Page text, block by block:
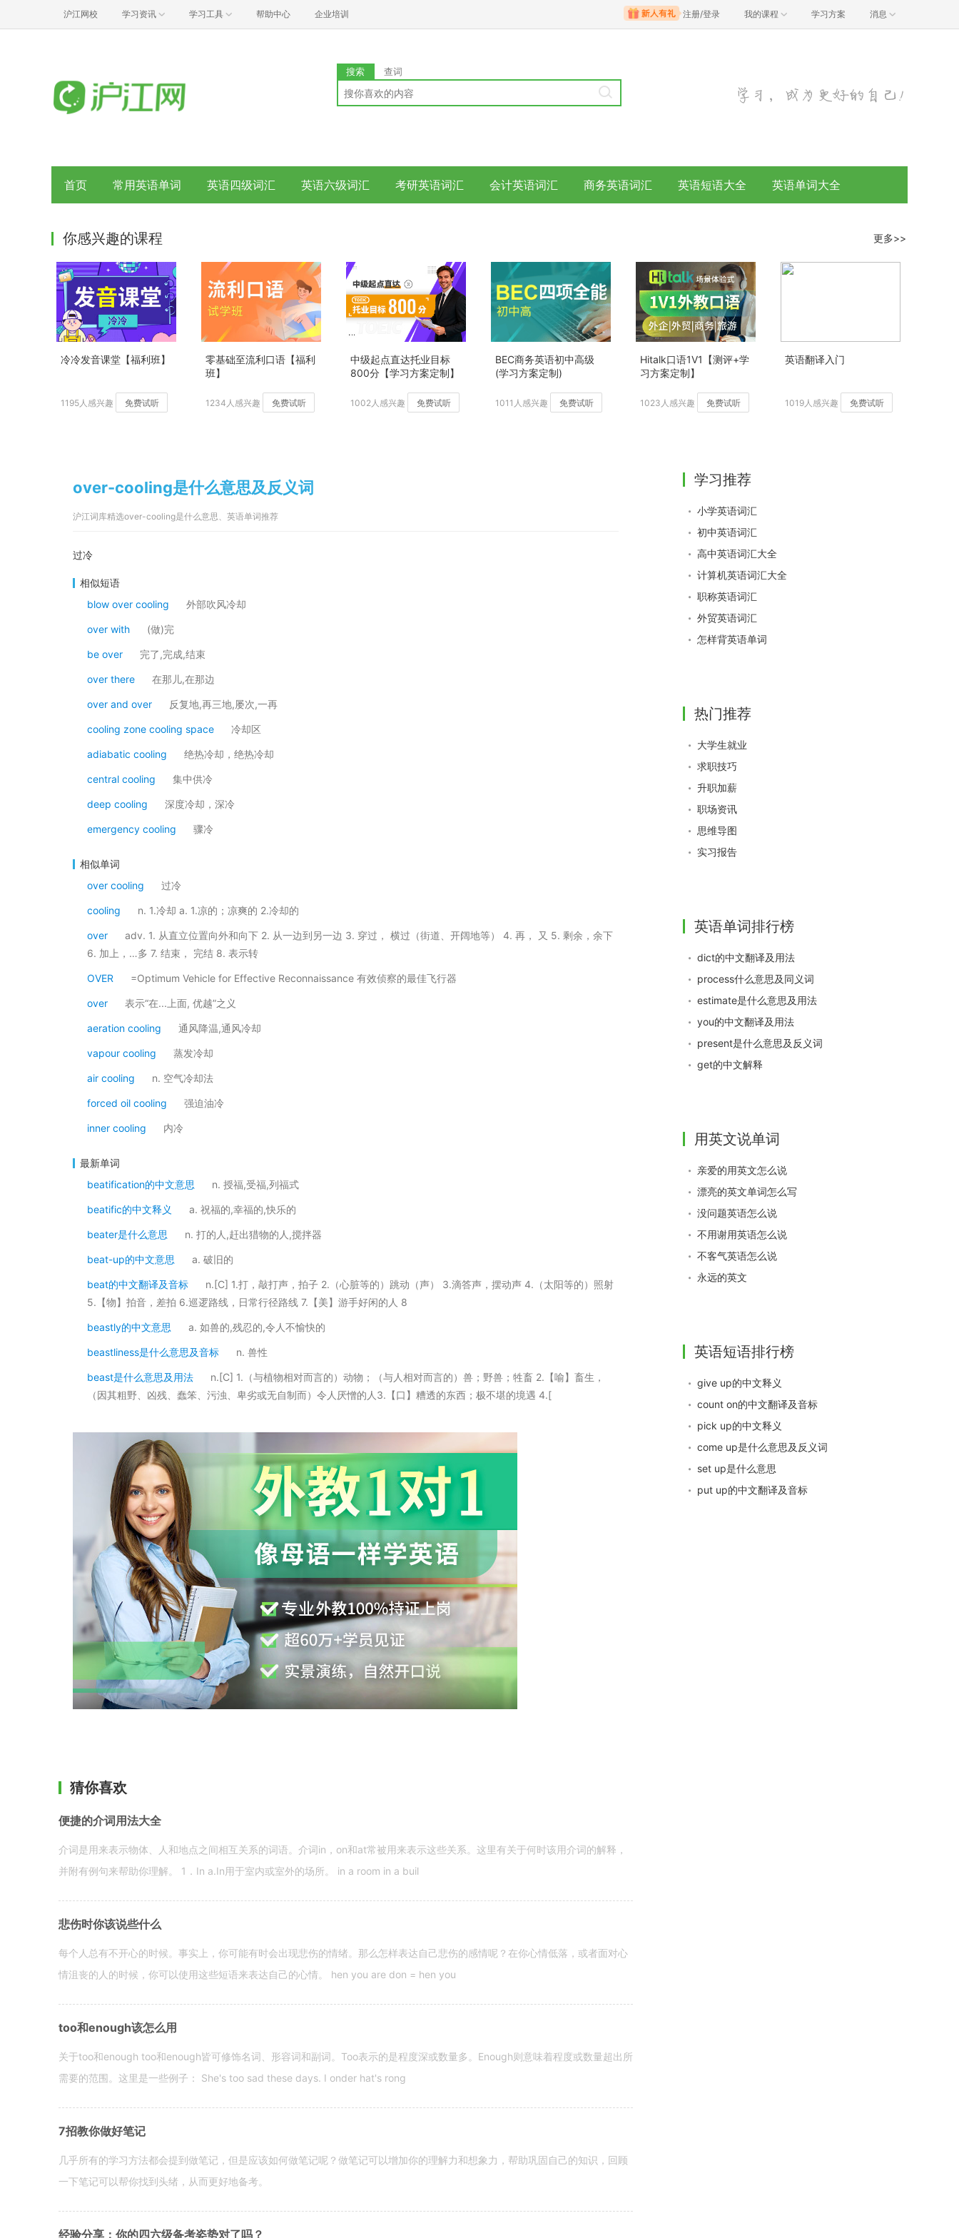
沪江网校 学习资讯 学习工具 帮助中心 企业培训 注册/登录 我的课程 学习方案 消息
搜索 查词
首页 常用英语单词 英语四级词汇 英语六级词汇 考研英语词汇 会计英语词汇 商务英语词汇 英语短语大全 英语单词大全
你感兴趣的课程 更多>>
冷冷发音课堂【福利班】
1195人感兴趣 免费试听
零基础至流利口语【福利
班】
1234人感兴趣 免费试听
中级起点直达托业目标
800分【学习方案定制】
1002人感兴趣 免费试听
BEC商务英语初中高级
(学习方案定制)
1011人感兴趣 免费试听
Hitalk口语1V1【测评+学
习方案定制】
1023人感兴趣 免费试听
英语翻译入门
1019人感兴趣 免费试听
over-cooling是什么意思及反义词
沪江词库精选over-cooling是什么意思、英语单词推荐
过冷
相似短语
blow over cooling
外部吹风冷却
over with (做)完
be over 完了,完成,结束
over there 在那儿,在那边
over and over 反复地,再三地,屡次,一再
cooling zone cooling space 冷却区
adiabatic cooling 绝热冷却，绝热冷却
central cooling 集中供冷
deep cooling 深度冷却，深冷
emergency cooling 骤冷
相似单词
over cooling
过冷
cooling n. 1.冷却 a. 1.凉的；凉爽的 2.冷却的
over
adv. 1. 从直立位置向外和向下 2. 从一边到另一边 3. 穿过， 横过（街道、开阔地等） 4. 再， 又 5. 剩余，余下
6. 加上，…多 7. 结束， 完结 8. 表示转
OVER =Optimum Vehicle for Effective Reconnaissance 有效侦察的最佳飞行器
over 表示“在...上面, 优越”之义
aeration cooling 通风降温,通风冷却
vapour cooling 蒸发冷却
air cooling n. 空气冷却法
forced oil cooling 强迫油冷
inner cooling 内冷
最新单词
beatification的中文意思
n. 授福,受福,列福式
beatific的中文释义 a. 祝福的,幸福的,快乐的
beater是什么意思 n. 打的人,赶出猎物的人,搅拌器
beat-up的中文意思 a. 破旧的
beat的中文翻译及音标
n.[C] 1.打，敲打声，拍子 2.（心脏等的）跳动（声） 3.滴答声，摆动声 4.（太阳等的）照射
5.【物】拍音，差拍 6.巡逻路线，日常行径路线 7.【美】游手好闲的人 8
beastly的中文意思 a. 如兽的,残忍的,令人不愉快的
beastliness是什么意思及音标 n. 兽性
beast是什么意思及用法
n.[C] 1.（与植物相对而言的）动物；（与人相对而言的）兽；野兽；牲畜 2.【喻】畜生，
（因其粗野、凶残、蠢笨、污浊、卑劣或无自制而）令人厌憎的人3.【口】糟透的东西；极不堪的境遇 4.[
猜你喜欢
便捷的介词用法大全
介词是用来表示物体、人和地点之间相互关系的词语。介词in，on和at常被用来表示这些关系。这里有关于何时该用介词的解释，
并附有例句来帮助你理解。 1．In a.In用于室内或室外的场所。 in a room in a buil
悲伤时你该说些什么
每个人总有不开心的时候。事实上，你可能有时会出现悲伤的情绪。那么怎样表达自己悲伤的感情呢？在你心情低落，或者面对心
情沮丧的人的时候，你可以使用这些短语来表达自己的心情。 hen you are don = hen you
too和enough该怎么用
关于too和enough too和enough皆可修饰名词、形容词和副词。Too表示的是程度深或数量多。Enough则意味着程度或数量超出所
需要的范围。这里是一些例子： She's too sad these days. I onder hat's rong
7招教你做好笔记
几乎所有的学习方法都会提到做笔记，但是应该如何做笔记呢？做笔记可以增加你的理解力和想象力，帮助巩固自己的知识，回顾
一下笔记可以帮你找到头绪，从而更好地备考。
经验分享：你的四六级备考姿势对了吗？
学习推荐
小学英语词汇
初中英语词汇
高中英语词汇大全
计算机英语词汇大全
职称英语词汇
外贸英语词汇
怎样背英语单词
热门推荐
大学生就业
求职技巧
升职加薪
职场资讯
思维导图
实习报告
英语单词排行榜
dict的中文翻译及用法
process什么意思及同义词
estimate是什么意思及用法
you的中文翻译及用法
present是什么意思及反义词
get的中文解释
用英文说单词
亲爱的用英文怎么说
漂亮的英文单词怎么写
没问题英语怎么说
不用谢用英语怎么说
不客气英语怎么说
永远的英文
英语短语排行榜
give up的中文释义
count on的中文翻译及音标
pick up的中文释义
come up是什么意思及反义词
set up是什么意思
put up的中文翻译及音标